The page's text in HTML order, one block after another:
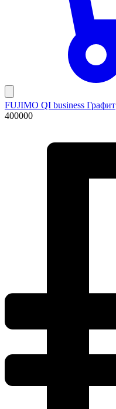
FUJIMO QI business Графит
400000